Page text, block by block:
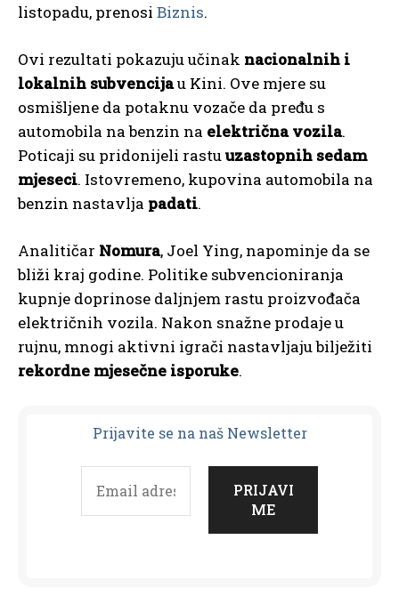
listopadu, prenosi Biznis.
Ovi rezultati pokazuju učinak nacionalnih i
lokalnih subvencijau Kini. Ove mjere su
osmišljene da potaknu vozače da pređu s
automobila na benzin na električna vozila.
Poticaji su pridonijeli rastuuzastopnih sedam
mjeseci. Istovremeno, kupovina automobila na
benzin nastavlja padati.
Analitičar Nomura, Joel Ying, napominje da se
bliži kraj godine. Politike subvencioniranja
kupnje doprinose daljnjem rastu proizvođača
električnih vozila. Nakon snažne prodaje u
rujnu, mnogi aktivni igrači nastavljaju bilježiti
rekordne mjesečne isporuke.
Prijavite se na naš Newsletter